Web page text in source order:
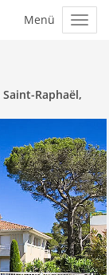
Saint-Raphaël,